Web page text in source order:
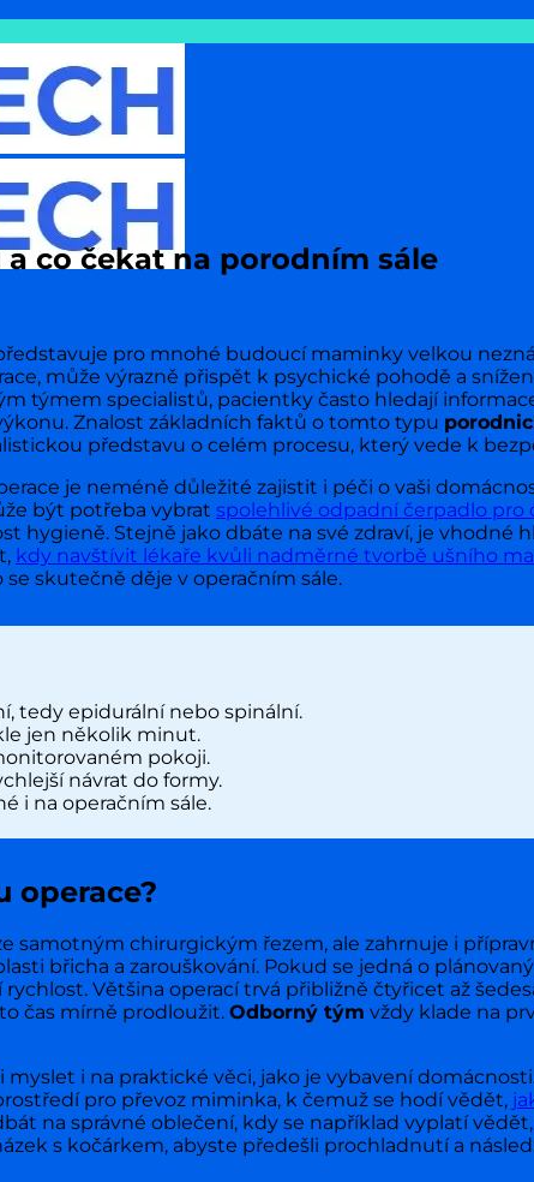
co čekat na porodním sále
pro mnohé budoucí maminky velkou
může výrazně přispět k psychické pohodě a
týmem specialistů, pacientky často hledají
Znalost základních faktů o tomto typu
představu o celém procesu, který vede k
je neméně důležité zajistit i péči o vaši
být potřeba vybrat spolehlivé odpadní čerpadlo pro
hygieně. Stejně jako dbáte na své zdraví, je vhodné
kdy navštívit lékaře kvůli nadměrné tvorbě ušního
skutečně děje v operačním sále.
tedy epidurální nebo spinální.
jen několik minut.
pokoji.
návrat do formy.
i na operačním sále.
operace?
samotným chirurgickým řezem, ale zahrnuje i
břicha a zarouškování. Pokud se jedná o
Většina operací trvá přibližně čtyřicet až
čas mírně prodloužit. Odborný tým vždy klade na
i na praktické věci, jako je vybavení
pro převoz miminka, k čemuž se hodí vědět,
na správné oblečení, kdy se například vyplatí vědět,
s kočárkem, abyste předešli prochladnutí a